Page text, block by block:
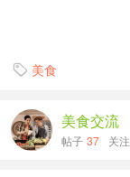
 美食
美食交流
帖子 37 关注